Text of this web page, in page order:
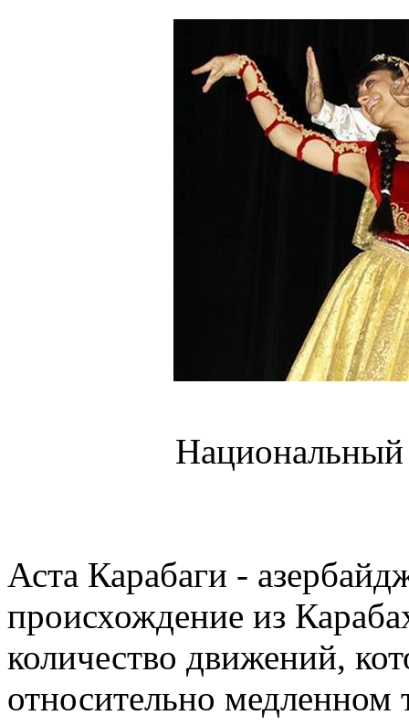
Аста Карабаги -
происхождение из
количество движений,
относительно медленном